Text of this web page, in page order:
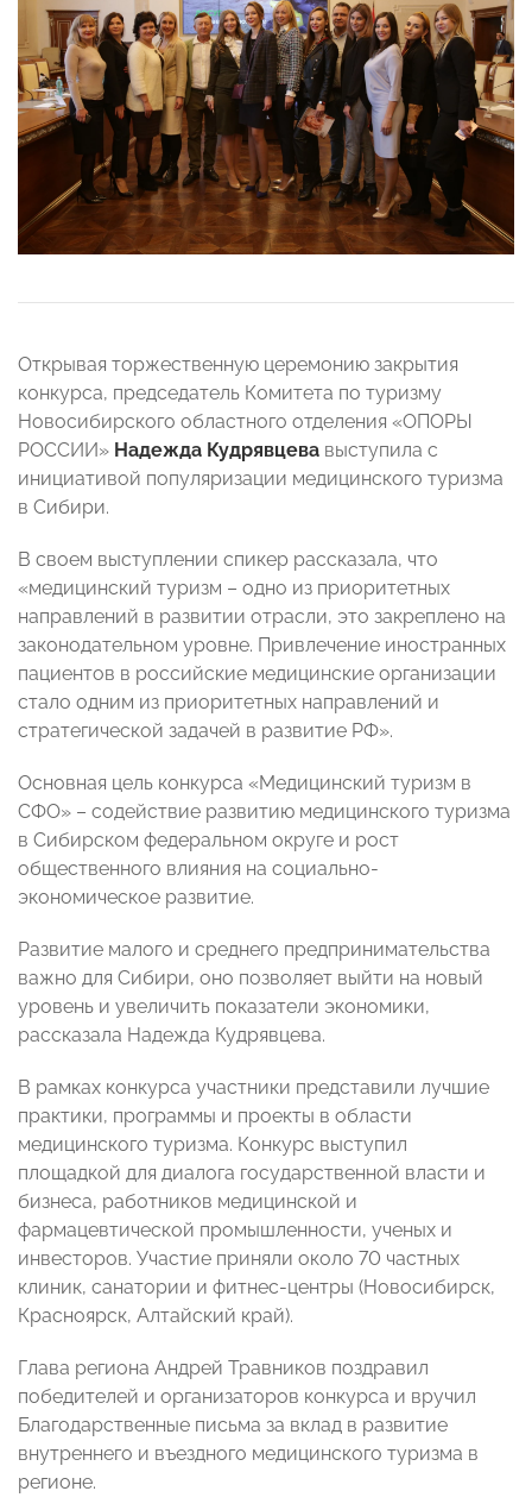
Открывая торжественную церемонию закрытия
конкурса, председатель Комитета по туризму
Новосибирского областного отделения «ОПОРЫ
РОССИИ» Надежда Кудрявцева выступила с
инициативой популяризации медицинского туризма
в Сибири.
В своем выступлении спикер рассказала, что
«медицинский туризм – одно из приоритетных
направлений в развитии отрасли, это закреплено на
законодательном уровне. Привлечение иностранных
пациентов в российские медицинские организации
стало одним из приоритетных направлений и
стратегической задачей в развитие РФ».
Основная цель конкурса «Медицинский туризм в
СФО» – содействие развитию медицинского туризма
в Сибирском федеральном округе и рост
общественного влияния на социально-
экономическое развитие.
Развитие малого и среднего предпринимательства
важно для Сибири, оно позволяет выйти на новый
уровень и увеличить показатели экономики,
рассказала Надежда Кудрявцева.
В рамках конкурса участники представили лучшие
практики, программы и проекты в области
медицинского туризма. Конкурс выступил
площадкой для диалога государственной власти и
бизнеса, работников медицинской и
фармацевтической промышленности, ученых и
инвесторов. Участие приняли около 70 частных
клиник, санатории и фитнес-центры (Новосибирск,
Красноярск, Алтайский край).
Глава региона Андрей Травников поздравил
победителей и организаторов конкурса и вручил
Благодарственные письма за вклад в развитие
внутреннего и въездного медицинского туризма в
регионе.